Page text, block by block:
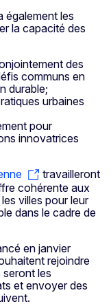
également les
la capacité des
des
communs en
durable;
urbaines
pour
innovatrices
travailleront
cohérente aux
villes pour leur
dans le cadre de
en janvier
rejoindre
les
et envoyer des